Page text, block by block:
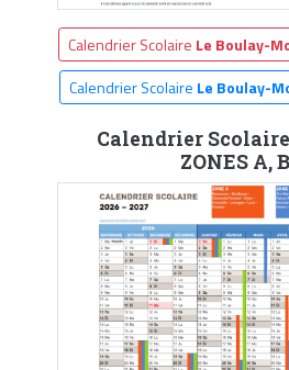
Calendrier Scolaire Le Boulay-
Calendrier Scolaire Le Boulay-
Calendrier
ZONES A,